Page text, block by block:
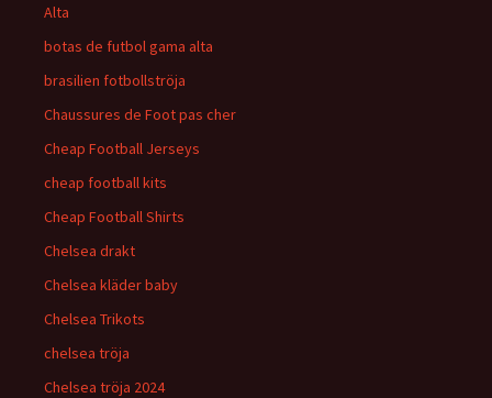
Alta
botas de futbol gama alta
brasilien fotbollströja
Chaussures de Foot pas cher
Cheap Football Jerseys
cheap football kits
Cheap Football Shirts
Chelsea drakt
Chelsea kläder baby
Chelsea Trikots
chelsea tröja
Chelsea tröja 2024